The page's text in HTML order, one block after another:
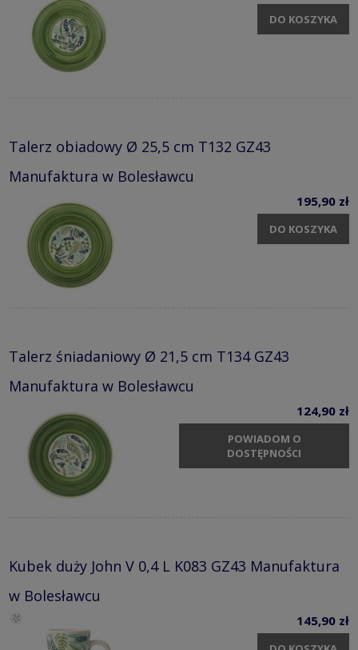
DO KOSZYKA
Talerz obiadowy Ø 25,5 cm T132 GZ43
Manufaktura w Bolesławcu
195,90 zł
DO KOSZYKA
Talerz śniadaniowy Ø 21,5 cm T134 GZ43
Manufaktura w Bolesławcu
124,90 zł
POWIADOM O
DOSTĘPNOŚCI
Kubek duży John V 0,4 L K083 GZ43 Manufaktura
w Bolesławcu
145,90 zł